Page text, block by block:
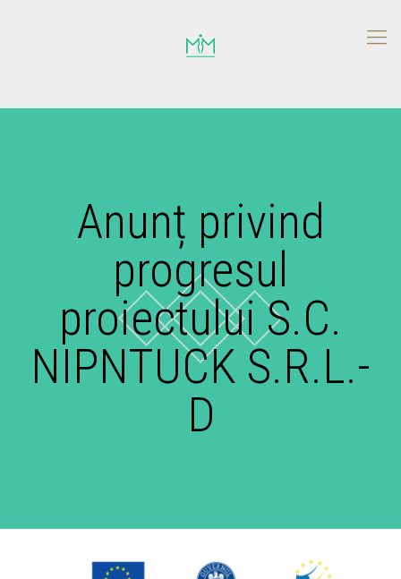
Anunț privind
progresul
proiectului S.C.
NIPNTUCK S.R.L.-
D